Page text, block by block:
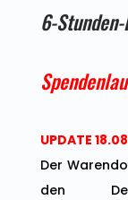
6-
UPDATE
Der
den